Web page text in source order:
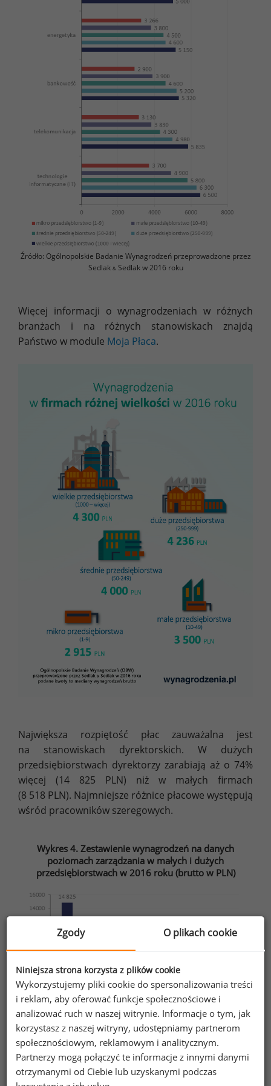
Źródło: Ogólnopolskie Badanie Wynagrodzeń przeprowadzone przez
Sedlak &Sedlak w 2016 roku
Więcej informacji o wynagrodzeniach w różnych
branżach i na różnych stanowiskach znajdą
Państwo w module Moja Płaca.
Największa rozpiętość płac zauważalna jest
na stanowiskach dyrektorskich. W dużych
przedsiębiorstwach dyrektorzy zarabiają aż o 74%
więcej (14 825 PLN) niż w małych firmach
(8 518 PLN). Najmniejsze różnice płacowe występują
wśród pracowników szeregowych.
Wykres 4. Zestawienie wynagrodzeń na danych
poziomach zarządzania w małych i dużych
przedsiębiorstwach w 2016 roku (brutto w PLN)
Źródło: Ogólnopolskie Badanie Wynagrodzeń przeprowadzone przez
Sedlak
Sedlak w 2016 roku
Zgody O plikach cookie
Niniejsza strona korzysta z plików cookie
Wykorzystujemy pliki cookie do spersonalizowania treści
i reklam, aby oferować funkcje społecznościowe i
analizować ruch w naszej witrynie. Informacje o tym, jak
korzystasz z naszej witryny, udostępniamy partnerom
społecznościowym, reklamowym i analitycznym.
Partnerzy mogą połączyć te informacje z innymi danymi
otrzymanymi od Ciebie lub uzyskanymi podczas